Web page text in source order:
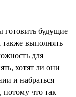
готовить будущие
выполнять
для
хотят ли они
и набраться
что так